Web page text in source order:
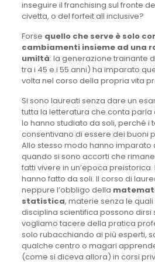
inseguire il franchising sul fronte
civetta, o del forfeit all inclusive?
Forse quello che serve è solo
cambiamenti insieme ad una
umiltà: la generazione trainante
tra i 45 e i 55 anni) ha imparato
volta nel corso della propria vita
Si sono laureati senza dare un
tutta la letteratura che conta parla
lo hanno studiato da soli, perché i
consentivano di essere dei buoni
Allo stesso modo hanno imparato
quando si sono accorti che
fatti vivere in un’epoca
hanno fatto da soli. Il corso di
neppure l’obbligo della
statistica, materie senza le quali
disciplina scientifica possono dirsi
vogliamo tacere della pratica
solo rubacchiando ai più esperti,
qualche centro o magari
(come si diceva allora) in corsi